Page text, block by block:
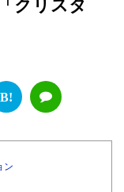
クリスタ
B!
ン